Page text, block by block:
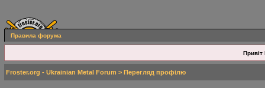
Правила форума
Привіт
Froster.org - Ukrainian Metal Forum > Перегляд профілю